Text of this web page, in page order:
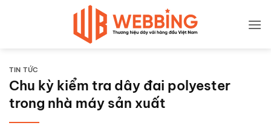
TIN TỨC
Chu kỳ kiểm tra dây đai polyester
trong nhà máy sản xuất